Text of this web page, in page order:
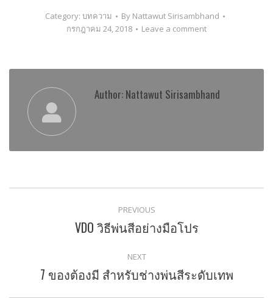
Category: บทความ By Nattawut Sirisambhand
กรกฎาคม 24, 2018
Leave a comment
Author: Nattawut Sirisambhand
navigation PREVIOUS
Previous
VDO วิธีพ่นสีอย่างมือโปร
NEXT
Next
7 ของต้องมี สำหรับช่างพ่นสีระดับเทพ